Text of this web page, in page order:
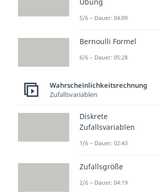
5/6 – Dauer: 04:09
Bernoulli Formel
6/6 – Dauer: 05:28
Wahrscheinlichkeitsrechnung
Zufallsvariablen
Diskrete
Zufallsvariablen
1/6 – Dauer: 02:43
Zufallsgröße
2/6 – Dauer: 04:19